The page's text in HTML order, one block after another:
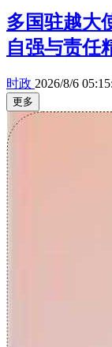
多国驻越大
自强与责任
时政 2026/8/6
更多